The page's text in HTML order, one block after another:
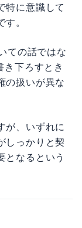
特に意識して
。
ての話ではな
下ろすとき
の扱いが異な
が、いずれに
しっかりと契
となるという